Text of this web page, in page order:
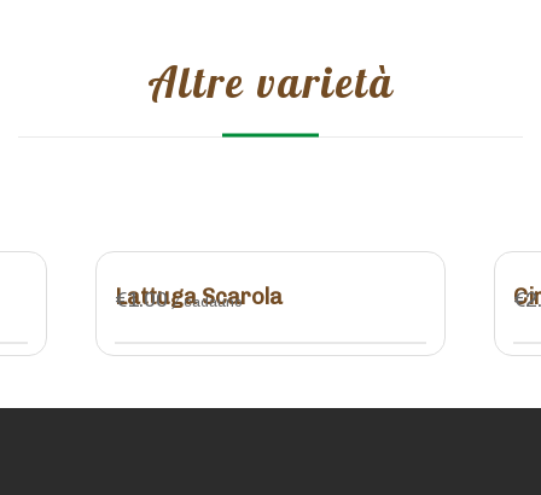
Altre varietà
Lattuga Scarola
€1.00/ cadauno €